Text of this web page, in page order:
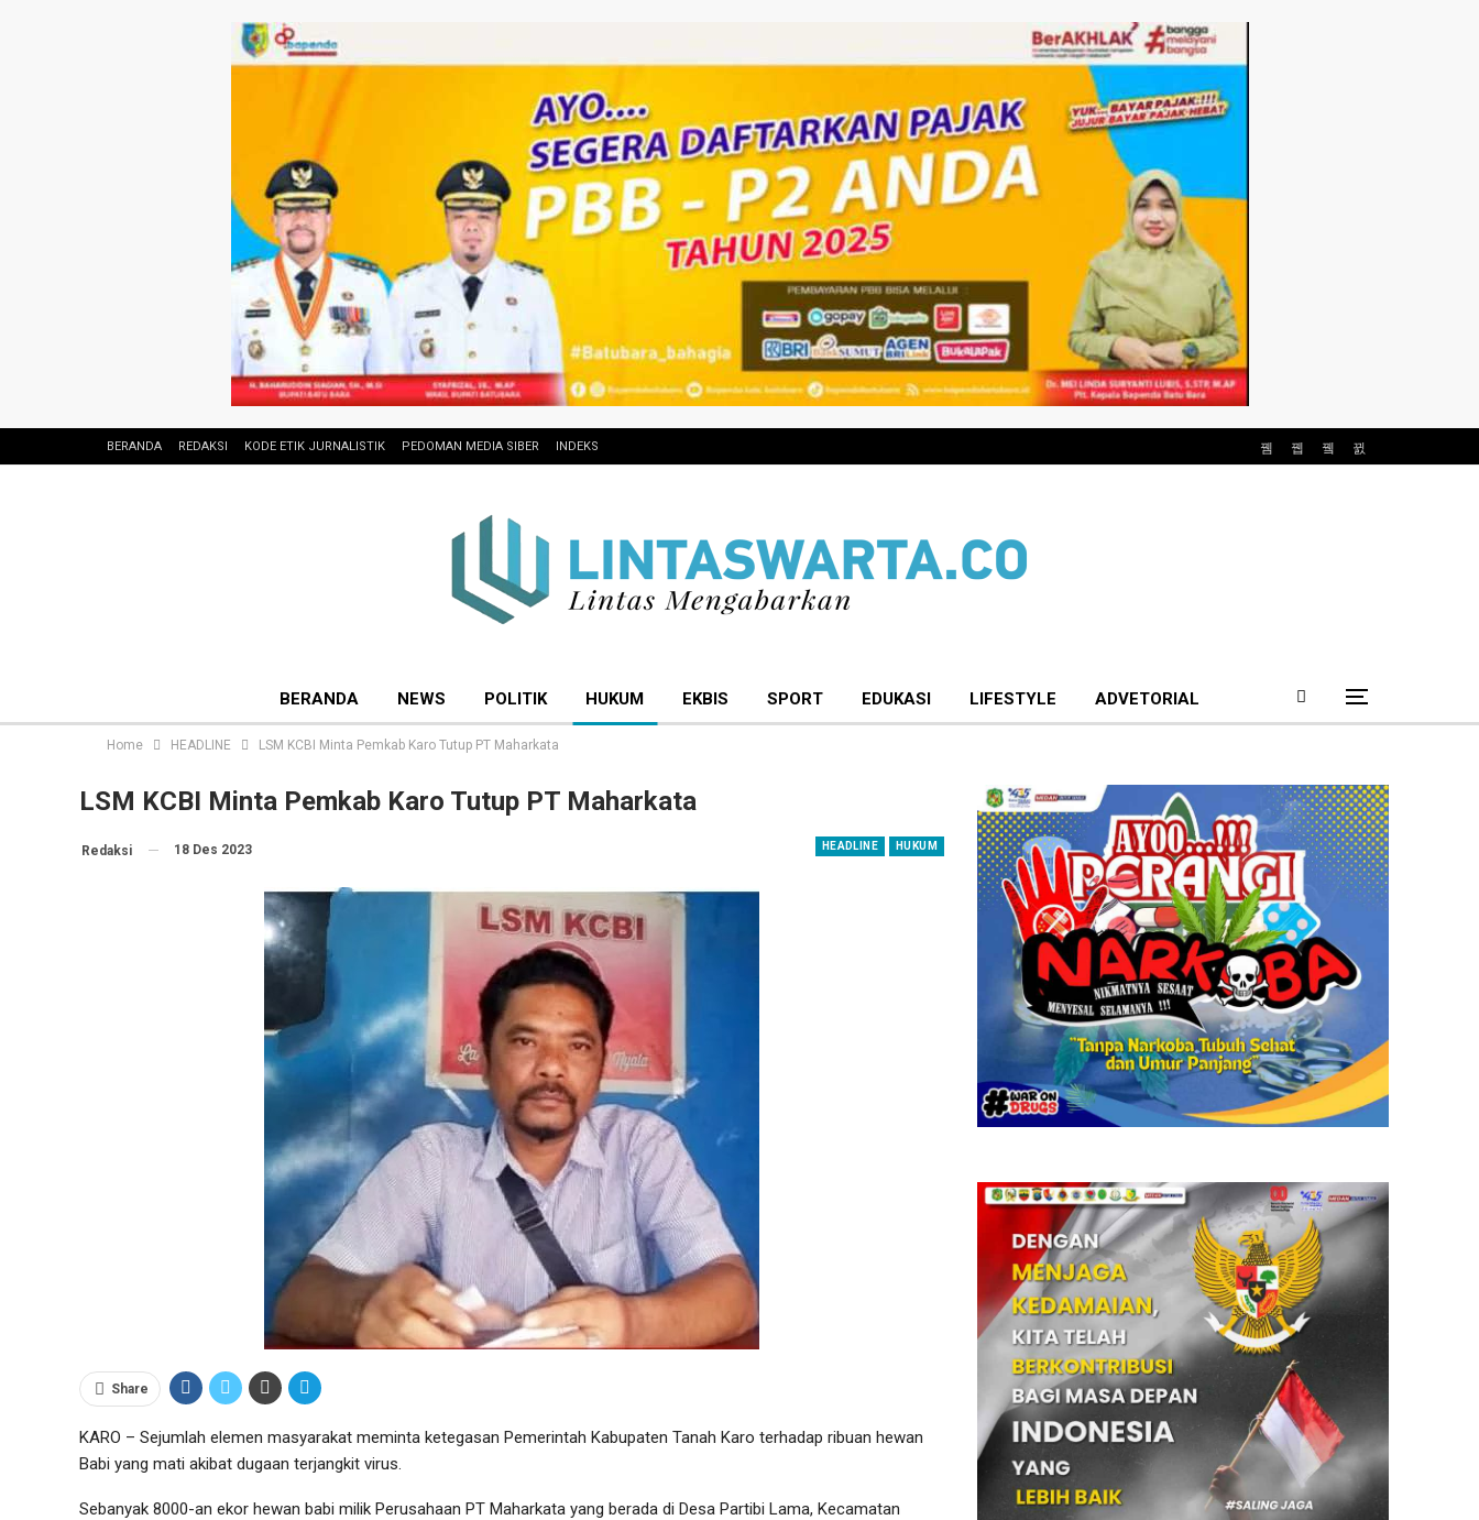
BERANDA REDAKSI KODE ETIK JURNALISTIK PEDOMAN MEDIA SIBER INDEKS
BERANDA NEWS POLITIK HUKUM EKBIS SPORT EDUKASI LIFESTYLE ADVETORIAL
Home HEADLINE LSM KCBI Minta Pemkab Karo Tutup PT Maharkata
LSM KCBI Minta Pemkab Karo Tutup PT Maharkata
HEADLINE HUKUM
Redaksi 18 Des 2023
Share
KARO – Sejumlah elemen masyarakat meminta ketegasan Pemerintah Kabupaten Tanah Karo terhadap ribuan hewan
Babi yang mati akibat dugaan terjangkit virus.
Sebanyak 8000-an ekor hewan babi milik Perusahaan PT Maharkata yang berada di Desa Partibi Lama, Kecamatan